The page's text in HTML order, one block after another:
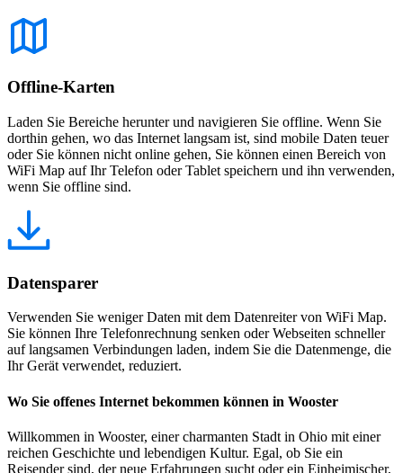
Offline-Karten
Laden Sie Bereiche herunter und navigieren Sie offline. Wenn Sie
dorthin gehen, wo das Internet langsam ist, sind mobile Daten teuer
oder Sie können nicht online gehen, Sie können einen Bereich von
WiFi Map auf Ihr Telefon oder Tablet speichern und ihn verwenden,
wenn Sie offline sind.
Datensparer
Verwenden Sie weniger Daten mit dem Datenreiter von WiFi Map.
Sie können Ihre Telefonrechnung senken oder Webseiten schneller
auf langsamen Verbindungen laden, indem Sie die Datenmenge, die
Ihr Gerät verwendet, reduziert.
Wo Sie offenes Internet bekommen können in Wooster
Willkommen in Wooster, einer charmanten Stadt in Ohio mit einer
reichen Geschichte und lebendigen Kultur. Egal, ob Sie ein
Reisender sind, der neue Erfahrungen sucht oder ein Einheimischer,